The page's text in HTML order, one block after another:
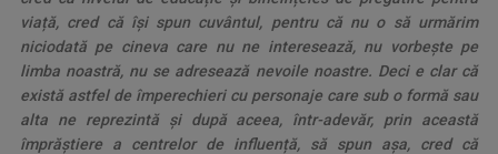
viață, cred că își spun cuvântul, pentru că nu o să urmărim
niciodată pe cineva care nu ne interesează, nu vorbește pe
limba noastră, nu se adresează nevoile noastre. Deci e clar că
există astfel de împerechieri cu personaje care sub o formă sau
alta ne reprezintă și după aceea, într-adevăr, prin această
împrăștiere a centrelor de influență, să spun așa, cred că